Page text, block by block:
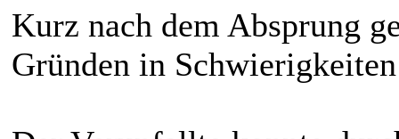
Kurz nach dem Absprung
Gründen in